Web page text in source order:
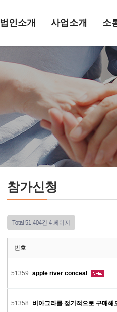
법인소개 사업소개 소
참가신청
Total 51,404건 4 페이지
번호
51359 apple river conceal
51358 비아그라를 정기적으로 구매해